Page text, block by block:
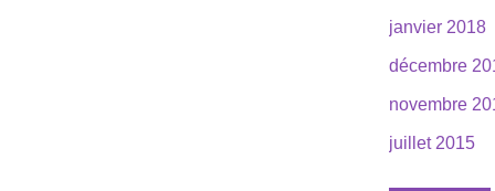
janvier 2018
décembre
novembre
juillet 2015